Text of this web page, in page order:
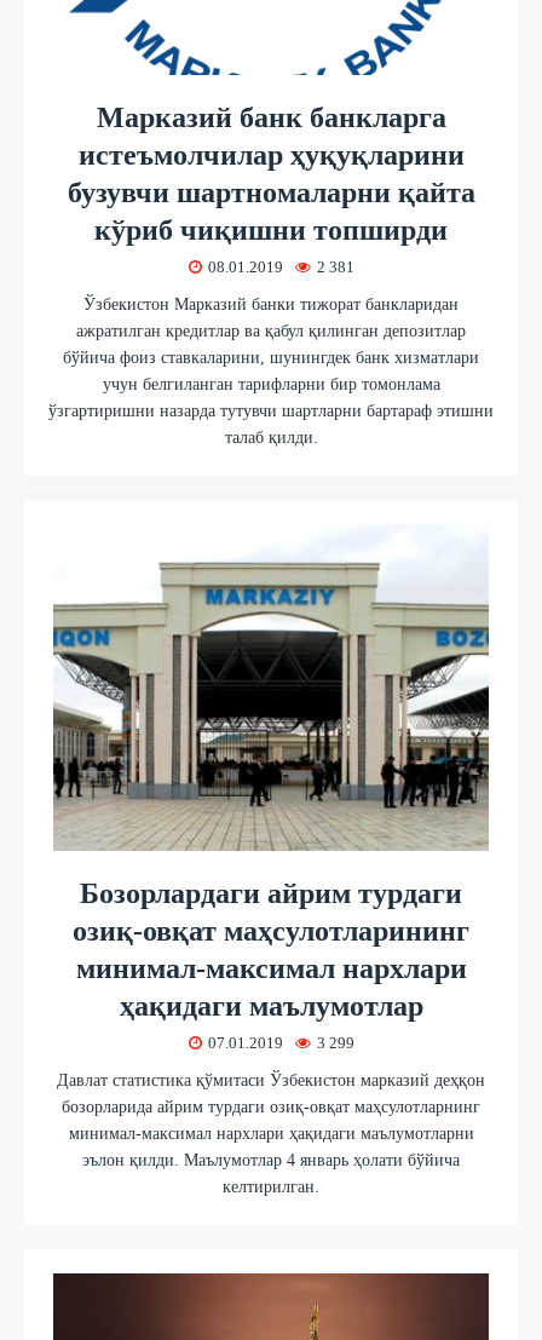
Марказий банк банкларга
истеъмолчилар ҳуқуқларини
бузувчи шартномаларни қайта
кўриб чиқишни топширди
08.01.2019 2 381
Ўзбекистон Марказий банки тижорат банкларидан
ажратилган кредитлар ва қабул қилинган депозитлар
бўйича фоиз ставкаларини, шунингдек банк хизматлари
учун белгиланган тарифларни бир томонлама
ўзгартиришни назарда тутувчи шартларни бартараф этишни
талаб қилди.
Бозорлардаги айрим турдаги
озиқ-овқат маҳсулотларининг
минимал-максимал нархлари
ҳақидаги маълумотлар
07.01.2019 3 299
Давлат статистика қўмитаси Ўзбекистон марказий деҳқон
бозорларида айрим турдаги озиқ-овқат маҳсулотларнинг
минимал-максимал нархлари ҳақидаги маълумотларни
эълон қилди. Маълумотлар 4 январь ҳолати бўйича
келтирилган.